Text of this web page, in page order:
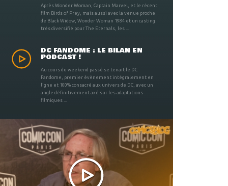
Après Wonder Woman, Captain Marvel, et le récent
film Birds of Prey, mais aussi avec la venue proche
de Black Widow, Wonder Woman 1984 et un casting
très diversifié pour The Eternals, les ...
DC FANDOME : LE BILAN EN
PODCAST !
Au cours du weekend passé se tenait le DC
Fandome, premier évènement intégralement en
ligne et 100% consacré aux univers de DC, avec un
angle définitivement axé sur les adaptations
filmiques ...